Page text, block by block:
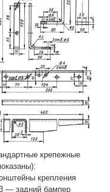
крепежные
крепления
— задний бампер